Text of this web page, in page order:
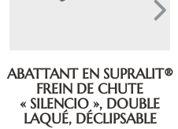
SUPRALIT®
CHUTE
», DOUBLE
LAQUÉ
SQUARE,
« SILENCIO